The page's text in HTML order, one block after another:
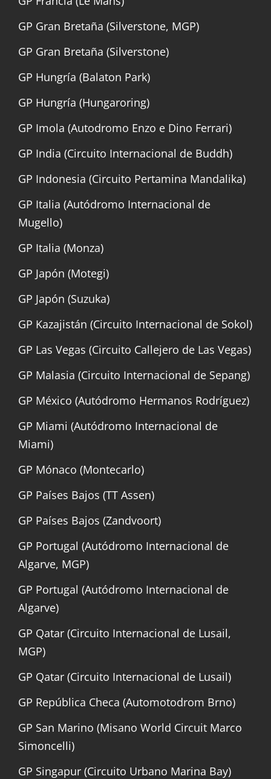
GP Gran Bretaña (Silverstone, MGP)
GP Gran Bretaña (Silverstone)
GP Hungría (Balaton Park)
GP Hungría (Hungaroring)
GP Imola (Autodromo Enzo e Dino Ferrari)
GP India (Circuito Internacional de Buddh)
GP Indonesia (Circuito Pertamina Mandalika)
GP Italia (Autódromo Internacional de
Mugello)
GP Italia (Monza)
GP Japón (Motegi)
GP Japón (Suzuka)
GP Kazajistán (Circuito Internacional de Sokol)
GP Las Vegas (Circuito Callejero de Las Vegas)
GP Malasia (Circuito Internacional de Sepang)
GP México (Autódromo Hermanos Rodríguez)
GP Miami (Autódromo Internacional de
Miami)
GP Mónaco (Montecarlo)
GP Países Bajos (TT Assen)
GP Países Bajos (Zandvoort)
GP Portugal (Autódromo Internacional de
Algarve, MGP)
GP Portugal (Autódromo Internacional de
Algarve)
GP Qatar (Circuito Internacional de Lusail,
MGP)
GP Qatar (Circuito Internacional de Lusail)
GP República Checa (Automotodrom Brno)
GP San Marino (Misano World Circuit Marco
Simoncelli)
GP Singapur (Circuito Urbano Marina Bay)